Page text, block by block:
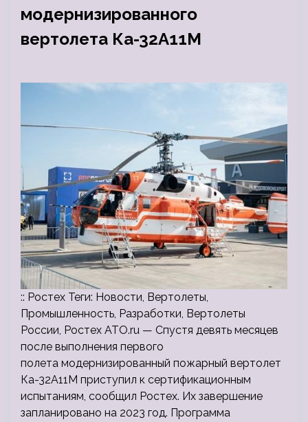
модернизированного
вертолета Ка-32А11М
:: Ростех Теги: Новости, Вертолеты,
Промышленность, Разработки, Вертолеты
России, Ростех ATO.ru — Спустя девять месяцев
после выполнения первого
полета модернизированный пожарный вертолет
Ка-32А11М приступил к сертификационным
испытаниям, сообщил Ростех. Их завершение
запланировано на 2023 год. Программа